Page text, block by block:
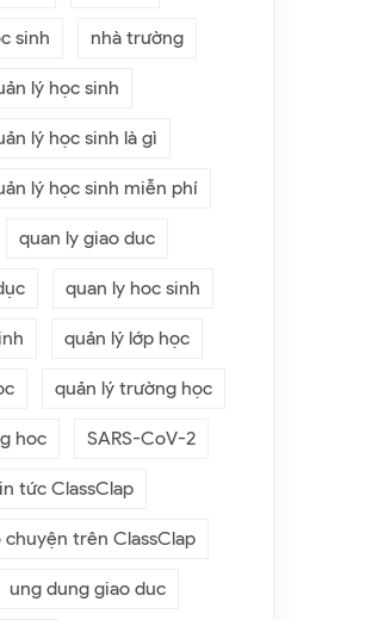
sinh nhà trường
lý học sinh
lý học sinh là gì
lý học sinh miễn phí
quan ly giao duc
quan ly hoc sinh
quản lý lớp học
quản lý trường học
hoc SARS-CoV-2
tức ClassClap
trên ClassClap
ung dung giao duc